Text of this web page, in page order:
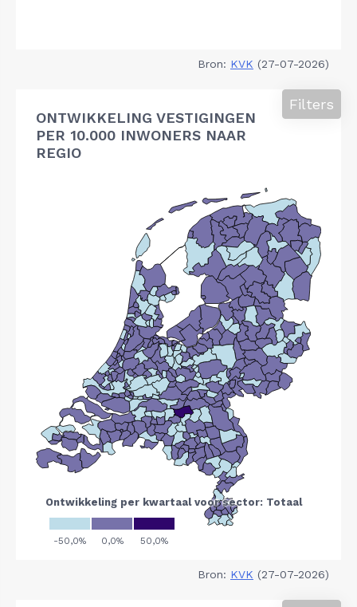
Bron: KVK (27-07-2026)
ONTWIKKELING VESTIGINGEN
PER 10.000 INWONERS NAAR
REGIO
Filters
Bron: KVK (27-07-2026)